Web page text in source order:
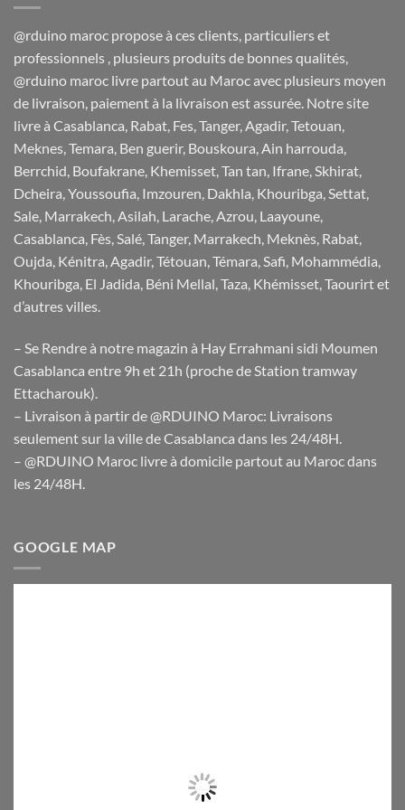
@rduino maroc propose à ces clients, particuliers et
professionnels , plusieurs produits de bonnes qualités,
@rduino maroc livre partout au Maroc avec plusieurs moyen
de livraison, paiement à la livraison est assurée. Notre site
livre à Casablanca, Rabat, Fes, Tanger, Agadir, Tetouan,
Meknes, Temara, Ben guerir, Bouskoura, Ain harrouda,
Berrchid, Boufakrane, Khemisset, Tan tan, Ifrane, Skhirat,
Dcheira, Youssoufia, Imzouren, Dakhla, Khouribga, Settat,
Sale, Marrakech, Asilah, Larache, Azrou, Laayoune,
Casablanca, Fès, Salé, Tanger, Marrakech, Meknès, Rabat,
Oujda, Kénitra, Agadir, Tétouan, Témara, Safi, Mohammédia,
Khouribga, El Jadida, Béni Mellal, Taza, Khémisset, Taourirt et
d’autres villes.
– Se Rendre à notre magazin à Hay Errahmani sidi Moumen
Casablanca entre 9h et 21h (proche de Station tramway
Ettacharouk).
– Livraison à partir de @RDUINO Maroc: Livraisons
seulement sur la ville de Casablanca dans les 24/48H.
– @RDUINO Maroc livre à domicile partout au Maroc dans
les 24/48H.
GOOGLE MAP